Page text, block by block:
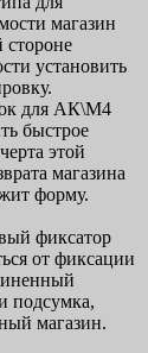
магазин
стороне
установить
для АК\М4
быстрое
этой
магазина
форму.
фиксатор
от фиксации
подсумка,
магазин.